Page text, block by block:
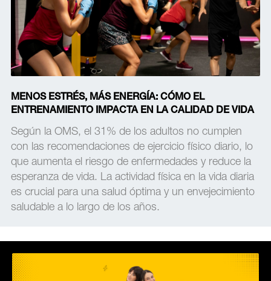
MENOS ESTRÉS, MÁS ENERGÍA: CÓMO EL
ENTRENAMIENTO IMPACTA EN LA CALIDAD DE VIDA
Según la OMS, el 31% de los adultos no cumplen
con las recomendaciones de ejercicio físico diario, lo
que aumenta el riesgo de enfermedades y reduce la
esperanza de vida. La actividad física en la vida diaria
es crucial para una salud óptima y un envejecimiento
saludable a lo largo de los años.